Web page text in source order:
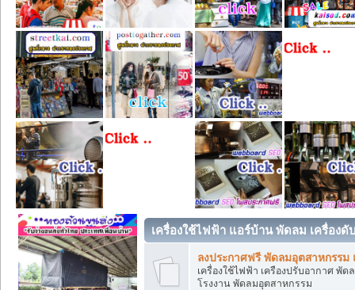
เครื่องใช้ไฟฟ้า แอร์บ้าน พัดลม เครื่องดั
ลงประกาศฟรี พัดลมอุตสาหกรรม
เครื่องใช้ไฟฟ้า เครืองปรับอากาศ พั
โรงงาน พัดลมอุตสาหกรรม